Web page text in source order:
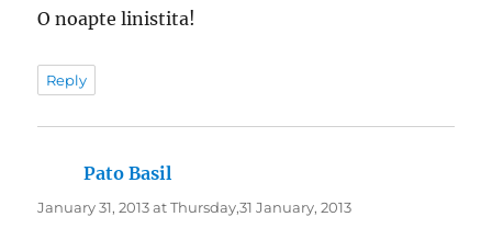
O noapte linistita!
Reply
Pato Basil
January 31, 2013 at Thursday,31 January, 2013